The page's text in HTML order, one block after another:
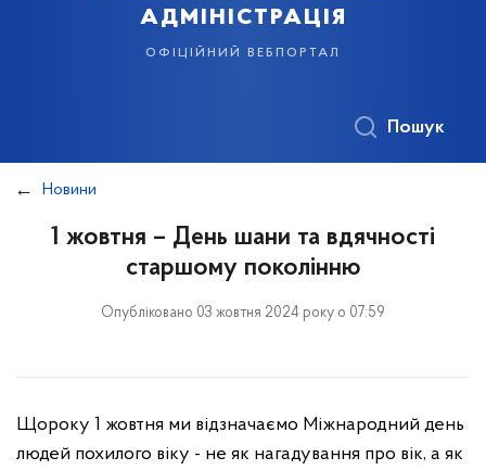
адміністрація
офіційний вебпортал
Пошук
Новини
1 жовтня – День шани та вдячності
старшому поколінню
Опубліковано 03 жовтня 2024 року о 07:59
Щороку 1 жовтня ми відзначаємо Міжнародний день
людей похилого віку - не як нагадування про вік, а як